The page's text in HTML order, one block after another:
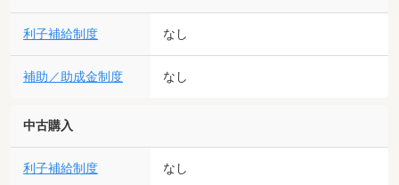
利子補給制度 なし
補助／助成金制度 なし
中古購入
利子補給制度 なし